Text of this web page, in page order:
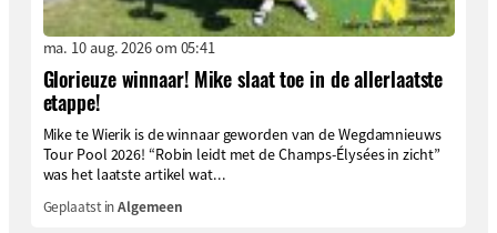
ma. 10 aug. 2026 om 05:41
Glorieuze winnaar! Mike slaat toe in de allerlaatste
etappe!
Mike te Wierik is de winnaar geworden van de Wegdamnieuws
Tour Pool 2026! “Robin leidt met de Champs-Élysées in zicht”
was het laatste artikel wat...
Geplaatst inAlgemeen